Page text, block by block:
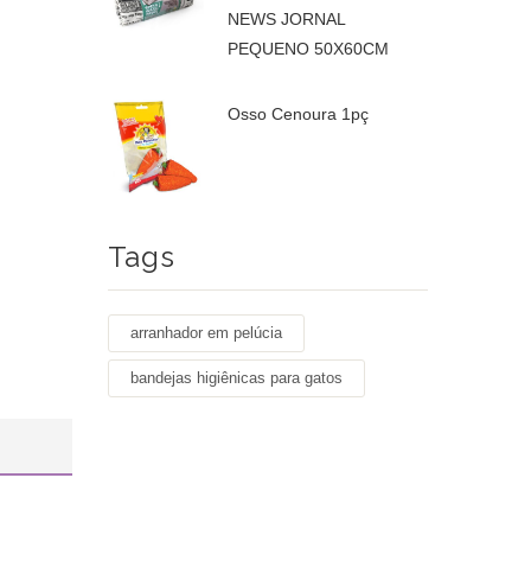
NEWS JORNAL
PEQUENO 50X60CM
Osso Cenoura 1pç
Tags
arranhador em pelúcia
bandejas higiênicas para gatos